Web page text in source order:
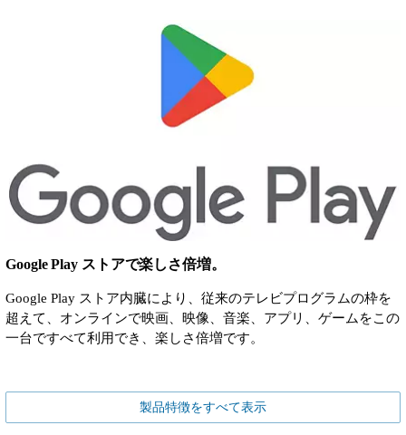
Google Play ストアで楽しさ倍増。
Google Play ストア内臓により、従来のテレビプログラムの枠を
超えて、オンラインで映画、映像、音楽、アプリ、ゲームをこの
一台ですべて利用でき、楽しさ倍増です。
製品特徴をすべて表示